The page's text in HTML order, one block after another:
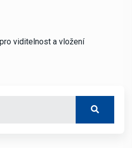
pro viditelnost a vložení